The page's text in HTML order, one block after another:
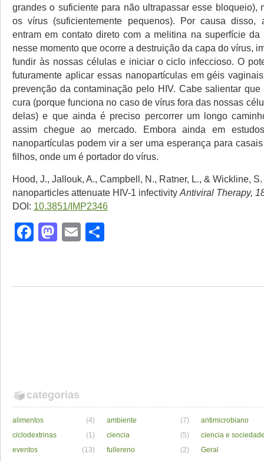
grandes o suficiente para não ultrapassar esse bloqueio),
os vírus (suficientemente pequenos). Por causa disso,
entram em contato direto com a melitina na superfície da
nesse momento que ocorre a destruição da capa do vírus,
fundir às nossas células e iniciar o ciclo infeccioso.O
futuramente aplicar essas nanopartículas em géis
prevenção da contaminação pelo HIV. Cabe salientar
cura (porque funciona no caso de vírus fora das nossas
delas) e que ainda é preciso percorrer um longo
assim chegue ao mercado. Embora ainda em
nanopartículas podem vir a ser uma esperança para
filhos, onde um é portador do vírus.
Hood, J., Jallouk, A., Campbell, N., Ratner, L., & Wickline,
nanoparticles attenuate HIV-1 infectivity Antiviral Therapy,
DOI: 10.3851/IMP2346
Facebook
Mastodon
Email
categorias
alimentos (4) ambiente (7)
antimicrobiano
ciclodextrinas
(1) ciencia (5)
ciencia e
eventos
(13) fullereno (2)
Geral